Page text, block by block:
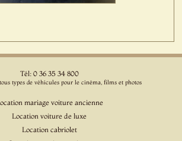
Tél: 0 36 35 34 800
types de véhicules pour le cinéma, films et photos
mariage voiture ancienne
Location voiture de luxe
Location cabriolet